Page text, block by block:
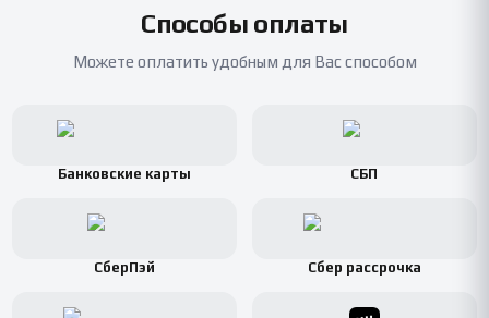
Способы оплаты
Можете оплатить удобным для Вас способом
Банковские карты СБП
СберПэй Сбер рассрочка